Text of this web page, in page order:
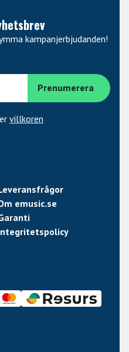
kampanjerbjudanden!
villkoren
emusic.se